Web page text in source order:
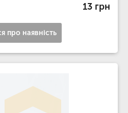
13 грн
про наявність